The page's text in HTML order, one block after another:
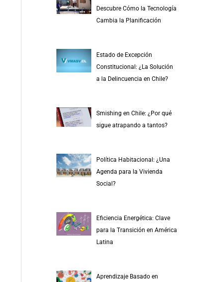
Descubre Cómo la Tecnología
Cambia la Planificación
Estado de Excepción
Constitucional: ¿La Solución
a la Delincuencia en Chile?
Smishing en Chile: ¿Por qué
sigue atrapando a tantos?
Política Habitacional: ¿Una
Agenda para la Vivienda
Social?
Eficiencia Energética: Clave
para la Transición en América
Latina
Aprendizaje Basado en